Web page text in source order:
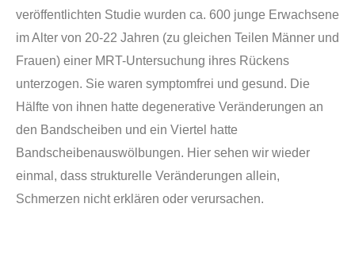
veröffentlichten Studie wurden ca. 600 junge Erwachsene
im Alter von 20-22 Jahren (zu gleichen Teilen Männer und
Frauen) einer MRT-Untersuchung ihres Rückens
unterzogen. Sie waren symptomfrei und gesund. Die
Hä lfte von ihnen hatte degenerative Veränderungen an
den Bandscheiben und ein Viertel hatte
Bandscheibenauswö lbungen. Hier sehen wir wieder
einmal, dass strukturelle Veränderungen allein,
Schmerzen nicht erkl ären oder verursachen.